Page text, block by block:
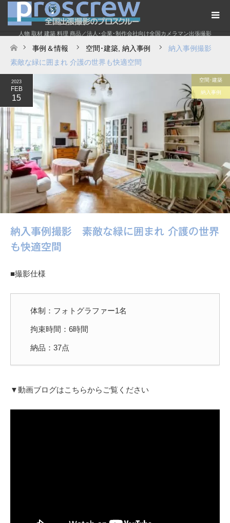
人物 取材 建築 料理 商品／法人･企業･制作会社向け全国カメラマン出張撮影
ホーム
事例＆情報 空間･建築 納入事例
納入事例撮影
素敵な緑に囲まれ 介護の世界も快適空間
2023
FEB
15
空間･建築
納入事例
納入事例撮影 素敵な緑に囲まれ 介護の世界
も快適空間
■撮影仕様
体制：フォトグラファー1名
拘束時間：6時間
納品：37点
▼動画ブログはこちらからご覧ください